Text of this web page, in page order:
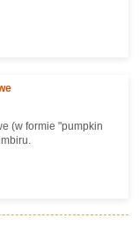
(w formie "pumpkin